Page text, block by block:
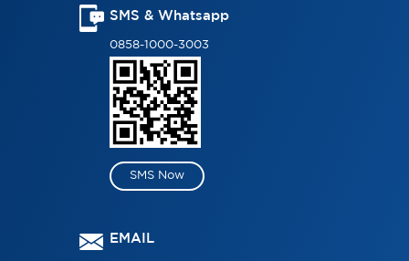
SMS & Whatsapp
0858-1000-3003
SMS Now
EMAIL